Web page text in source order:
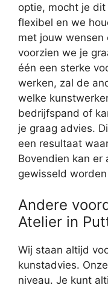
optie, mocht je
flexibel en we
met jouw wensen
voorzien we je
één een sterke
werken, zal de
welke
bedrijfspand of
je graag advies.
een resultaat
Bovendien kan er
gewisseld
Andere
Atelier in
Wij staan altijd
kunstadvies.
niveau. Je kunt